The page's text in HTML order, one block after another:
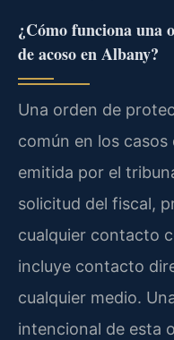
¿Cómo funciona una
de acoso en Albany?
Una orden de
común en los casos
emitida por el
solicitud del fiscal,
cualquier contacto
incluye contacto
cualquier medio.
intencional de esta